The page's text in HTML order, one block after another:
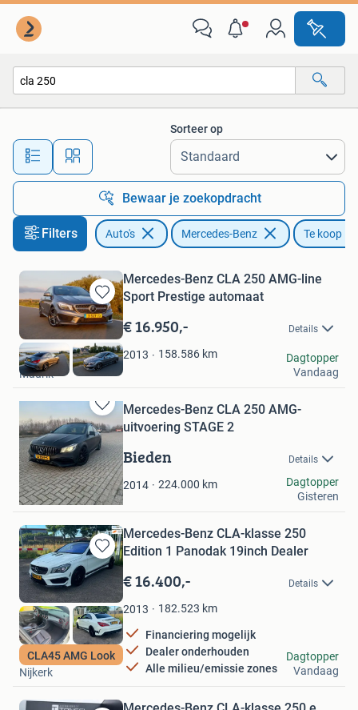
Alle afstanden…
Sorteer op
Bewaar je zoekopdracht
Filters Auto's Mercedes-Benz Te koop
Bewaren
in
Mijn
Favorieten
Mercedes-Benz CLA 250 AMG-line
Sport Prestige automaat
€ 16.950,- Details
2013 158.586 km
Johnny R
Maurik
Dagtopper
Vandaag
Bewaren
in
Mijn
Favorieten
Mercedes-Benz CLA 250 AMG-
uitvoering STAGE 2
Bieden Details
2014 224.000 km
verkoper
Huizen
Dagtopper
Gisteren
Bewaren
in
Mijn
Favorieten
CLA45 AMG Look
Mercedes-Benz CLA-klasse 250
Edition 1 Panodak 19inch Dealer
€ 16.400,- Details
2013 182.523 km
Financiering mogelijk
Dealer onderhouden
Alle milieu/emissie zones
Autoplein Nijkerk
Nijkerk
Dagtopper
Vandaag